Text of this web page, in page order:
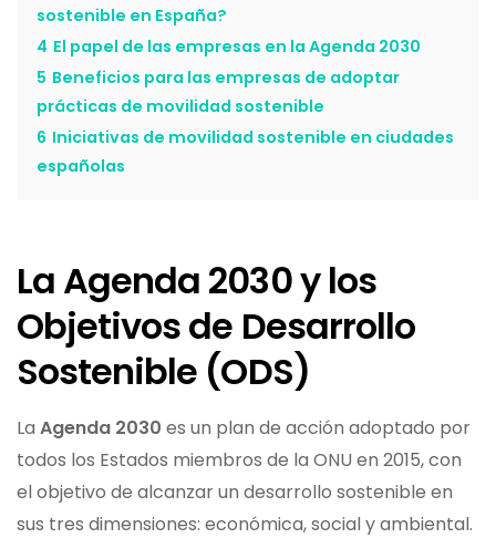
sostenible en España?
4 El papel de las empresas en la Agenda 2030
5 Beneficios para las empresas de adoptar
prácticas de movilidad sostenible
6 Iniciativas de movilidad sostenible en ciudades
españolas
La Agenda 2030 y los
Objetivos de Desarrollo
Sostenible (ODS)
La Agenda 2030 es un plan de acción adoptado por
todos los Estados miembros de la ONU en 2015, con
el objetivo de alcanzar un desarrollo sostenible en
sus tres dimensiones: económica, social y ambiental.